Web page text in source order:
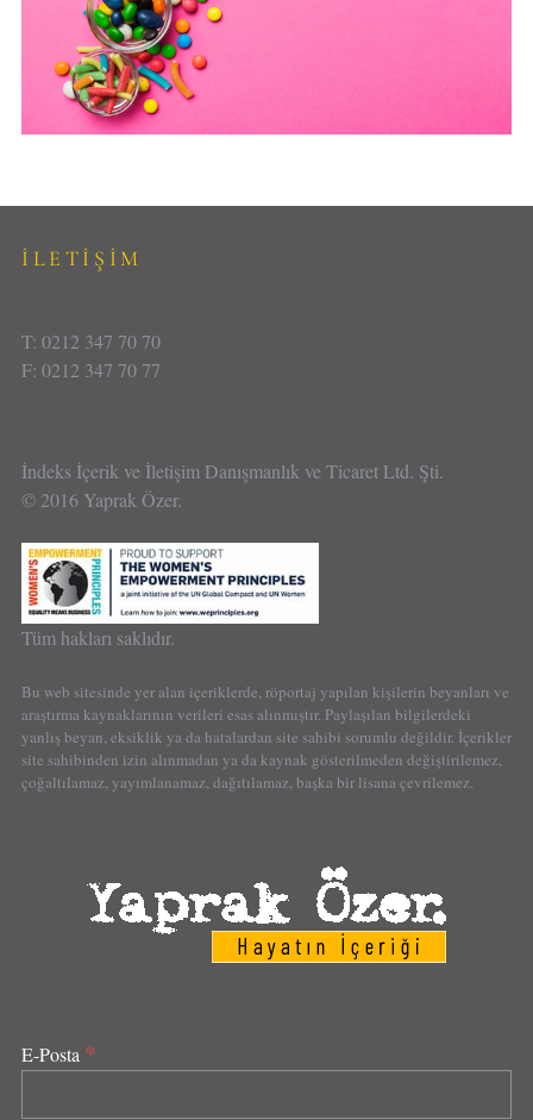
İLETİŞİM
T: 0212 347 70 70
F: 0212 347 70 77
İndeks İçerik ve İletişim Danışmanlık ve Ticaret Ltd. Şti.
© 2016 Yaprak Özer.
Tüm hakları saklıdır.
Bu web sitesinde yer alan içeriklerde, röportaj yapılan kişilerin beyanları ve
araştırma kaynaklarının verileri esas alınmıştır. Paylaşılan bilgilerdeki
yanlış beyan, eksiklik ya da hatalardan site sahibi sorumlu değildir. İçerikler
site sahibinden izin alınmadan ya da kaynak gösterilmeden değiştirilemez,
çoğaltılamaz, yayımlanamaz, dağıtılamaz, başka bir lisana çevrilemez.
E-Posta *